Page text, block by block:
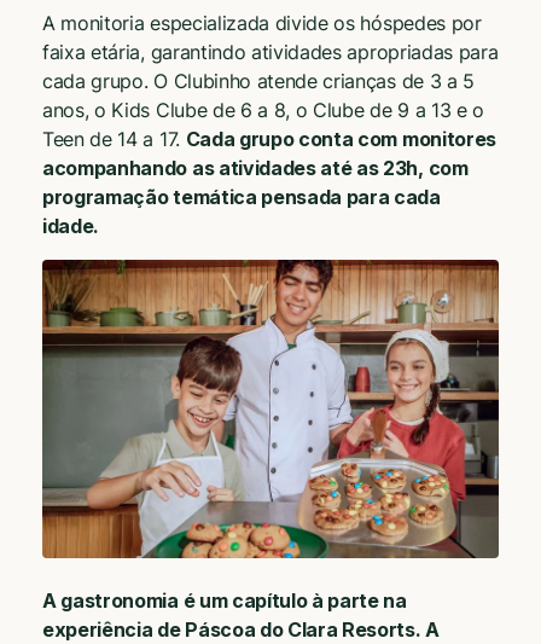
A monitoria especializada divide os hóspedes por
faixa etária, garantindo atividades apropriadas para
cada grupo. O Clubinho atende crianças de 3 a 5
anos, o Kids Clube de 6 a 8, o Clube de 9 a 13 e o
Teen de 14 a 17. Cada grupo conta com monitores
acompanhando as atividades até as 23h, com
programação temática pensada para cada
idade.
A gastronomia é um capítulo à parte na
experiência de Páscoa do Clara Resorts. A